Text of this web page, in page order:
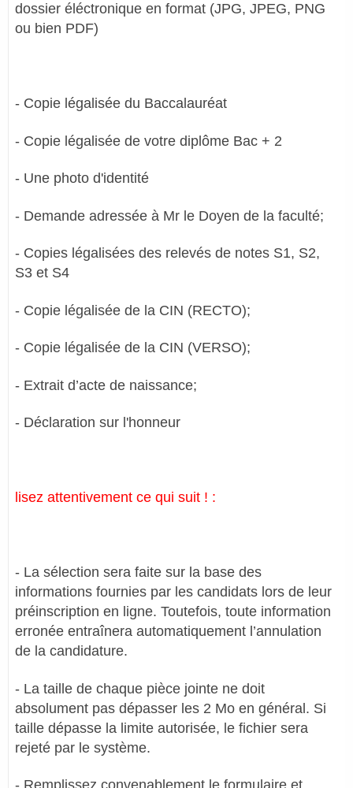
dossier éléctronique en format (JPG, JPEG, PNG
ou bien PDF)
- Copie légalisée du Baccalauréat
- Copie légalisée de votre diplôme Bac + 2
- Une photo d'identité
- Demande adressée à Mr le Doyen de la faculté;
- Copies légalisées des relevés de notes S1, S2,
S3 et S4
- Copie légalisée de la CIN (RECTO);
- Copie légalisée de la CIN (VERSO);
- Extrait d’acte de naissance;
- Déclaration sur l'honneur
lisez attentivement ce qui suit ! :
- La sélection sera faite sur la base des
informations fournies par les candidats lors de leur
préinscription en ligne. Toutefois, toute information
erronée entraînera automatiquement l’annulation
de la candidature.
- La taille de chaque pièce jointe ne doit
absolument pas dépasser les 2 Mo en général. Si
taille dépasse la limite autorisée, le fichier sera
rejeté par le système.